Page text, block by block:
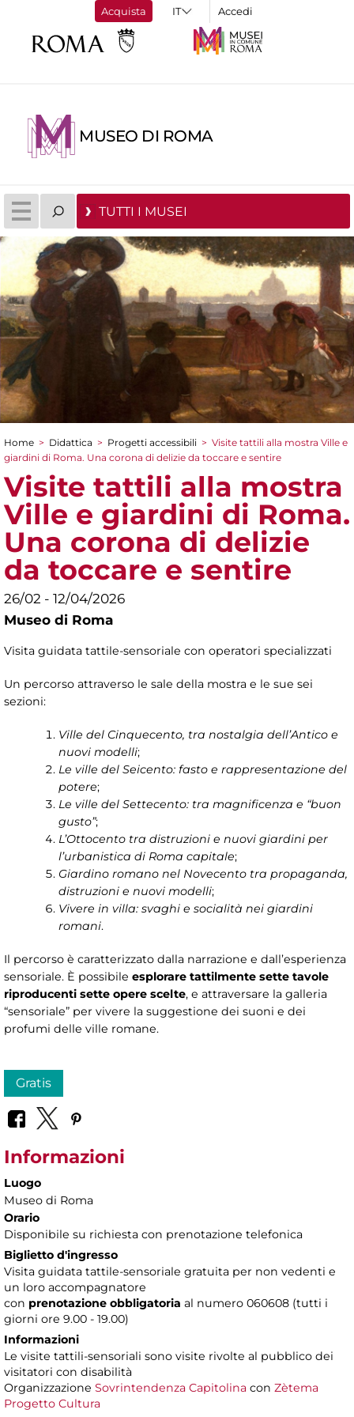
Acquista Accedi
MUSEO DI ROMA
TUTTI I MUSEI
Tu sei qui
Home > Didattica > Progetti accessibili > Visite tattili alla mostra Ville e
giardini di Roma. Una corona di delizie da toccare e sentire
Visite tattili alla mostra
Ville e giardini di Roma.
Una corona di delizie
da toccare e sentire
26/02 - 12/04/2026
Museo di Roma
Visita guidata tattile-sensoriale con operatori specializzati
Un percorso attraverso le sale della mostra e le sue sei
sezioni:
Ville del Cinquecento, tra nostalgia dell’Antico e
nuovi modelli;
Le ville del Seicento: fasto e rappresentazione del
potere;
Le ville del Settecento: tra magnificenza e “buon
gusto”;
L’Ottocento tra distruzioni e nuovi giardini per
l’urbanistica di Roma capitale;
Giardino romano nel Novecento tra propaganda,
distruzioni e nuovi modelli;
Vivere in villa: svaghi e socialità nei giardini
romani.
Il percorso è caratterizzato dalla narrazione e dall’esperienza
sensoriale. È possibile esplorare tattilmente sette tavole
riproducenti sette opere scelte, e attraversare la galleria
“sensoriale” per vivere la suggestione dei suoni e dei
profumi delle ville romane.
Gratis
Informazioni
Luogo
Museo di Roma
Orario
Disponibile su richiesta con prenotazione telefonica
Biglietto d'ingresso
Visita guidata tattile-sensoriale gratuita per non vedenti e
un loro accompagnatore
con prenotazione obbligatoria al numero 060608 (tutti i
giorni ore 9.00 - 19.00)
Informazioni
Le visite tattili-sensoriali sono visite rivolte al pubblico dei
visitatori con disabilità
Organizzazione Sovrintendenza Capitolina con Zètema
Progetto Cultura